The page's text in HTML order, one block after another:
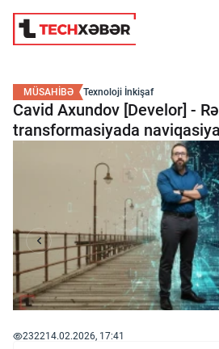
Süni İntellekt
Texnoloji İnkişaf
İnnovasiya və Startaplar
MÜSAHİBƏ Texnoloji İnkişaf
Cavid Axundov [Develor] -
transformasiyada
232214.02.2026, 17:41